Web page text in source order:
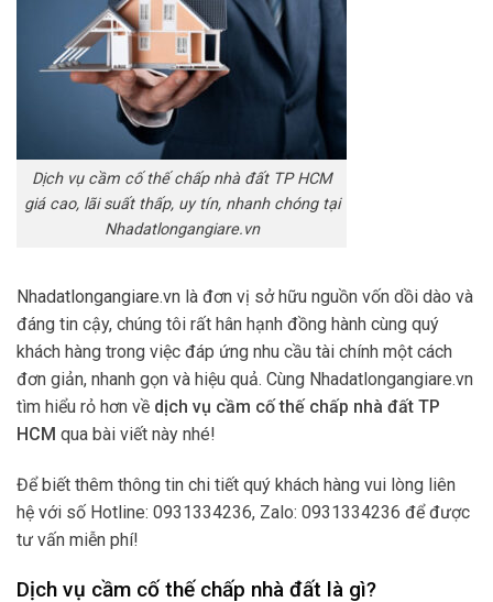
Dịch vụ cầm cố thế chấp nhà đất TP HCM
giá cao, lãi suất thấp, uy tín, nhanh chóng tại
Nhadatlongangiare.vn
Nhadatlongangiare.vn là đơn vị sở hữu nguồn vốn dồi dào và
đáng tin cậy, chúng tôi rất hân hạnh đồng hành cùng quý
khách hàng trong việc đáp ứng nhu cầu tài chính một cách
đơn giản, nhanh gọn và hiệu quả. Cùng Nhadatlongangiare.vn
tìm hiểu rỏ hơn về dịch vụ cầm cố thế chấp nhà đất TP
HCM qua bài viết này nhé!
Để biết thêm thông tin chi tiết quý khách hàng vui lòng liên
hệ với số Hotline: 0931334236, Zalo: 0931334236 để được
tư vấn miễn phí!
Dịch vụ cầm cố thế chấp nhà đất là gì?